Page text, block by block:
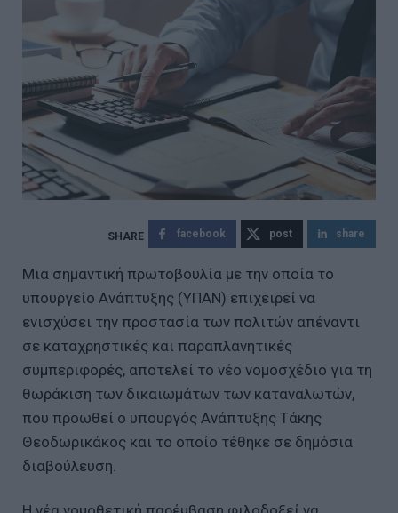
facebook post share
Μια σημαντική πρωτοβουλία με την οποία το
υπουργείο Ανάπτυξης (ΥΠΑΝ) επιχειρεί να
ενισχύσει την προστασία των πολιτών απέναντι
σε καταχρηστικές και παραπλανητικές
συμπεριφορές, αποτελεί το νέο νομοσχέδιο για τη
θωράκιση των δικαιωμάτων των καταναλωτών,
που προωθεί ο υπουργός Ανάπτυξης Τάκης
Θεοδωρικάκος και το οποίο τέθηκε σε δημόσια
διαβούλευση.